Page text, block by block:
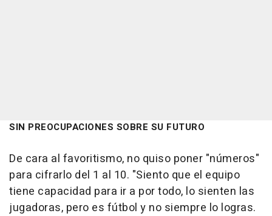
SIN PREOCUPACIONES SOBRE SU FUTURO
De cara al favoritismo, no quiso poner "números"
para cifrarlo del 1 al 10. "Siento que el equipo
tiene capacidad para ir a por todo, lo sienten las
jugadoras, pero es fútbol y no siempre lo logras.